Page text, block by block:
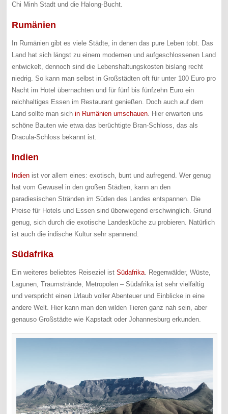
Chi Minh Stadt und die Halong-Bucht.
Rumänien
In Rumänien gibt es viele Städte, in denen das pure Leben tobt. Das
Land hat sich längst zu einem modernen und aufgeschlossenen Land
entwickelt, dennoch sind die Lebenshaltungskosten bislang recht
niedrig. So kann man selbst in Großstädten oft für unter 100 Euro pro
Nacht im Hotel übernachten und für fünf bis fünfzehn Euro ein
reichhaltiges Essen im Restaurant genießen. Doch auch auf dem
Land sollte man sichin Rumänien umschauen . Hier erwarten uns
schöne Bauten wie etwa das berüchtigte Bran-Schloss, das als
Dracula-Schloss bekannt ist.
Indien
Indien ist vor allem eines: exotisch, bunt und aufregend. Wer genug
hat vom Gewusel in den großen Städten, kann an den
paradiesischen Stränden im Süden des Landes entspannen. Die
Preise für Hotels und Essen sind überwiegend erschwinglich. Grund
genug, sich durch die exotische Landesküche zu probieren. Natürlich
ist auch die indische Kultur sehr spannend.
Südafrika
Ein weiteres beliebtes Reiseziel istSüdafrika. Regenwälder, Wüste,
Lagunen, Traumstrände, Metropolen – Südafrika ist sehr vielfältig
und verspricht einen Urlaub voller Abenteuer und Einblicke in eine
andere Welt. Hier kann man den wilden Tieren ganz nah sein, aber
genauso Großstädte wie Kapstadt oder Johannesburg erkunden.